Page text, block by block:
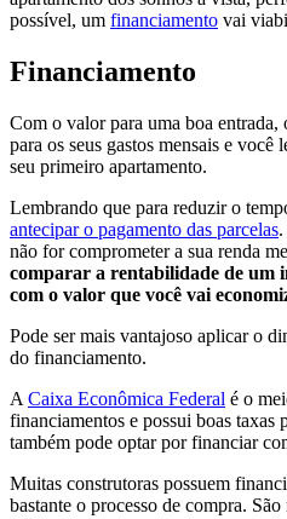
possível, um financiamento vai
Financiamento
Com o valor para uma boa entrada,
para os seus gastos mensais e
seu primeiro apartamento.
Lembrando que para reduzir o
antecipar o pagamento das parcelas
não for comprometer a sua renda
comparar a rentabilidade de um
com o valor que você vai
Pode ser mais vantajoso aplicar o
do financiamento.
A Caixa Econômica Federal é o
financiamentos e possui boas taxas
também pode optar por financiar
Muitas construtoras possuem
bastante o processo de compra.